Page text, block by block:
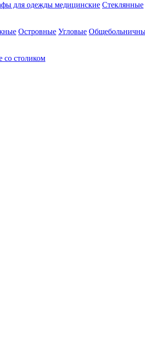
для одежды медицинские Стеклянные
Островные Угловые
со столиком